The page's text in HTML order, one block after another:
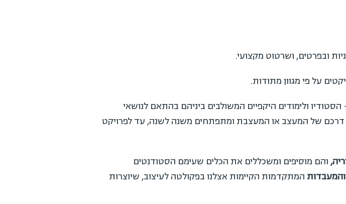
ובפרטים, ושרטוט מקצועי.
על פי מגוון מתודות.
הסטודיו ולימודים היקפיים המשולבים ביניהם בהתאם לנושאי
דרכם של המעצב או המעצבת ומתפתחים משנה לשנה, עד לפרויקט
והם מוסיפים ומשכללים את הכלים שעימם הסטודנטים
המתקדמות הקיימות אצלנו בפקולטה לעיצוב, שיוצרות